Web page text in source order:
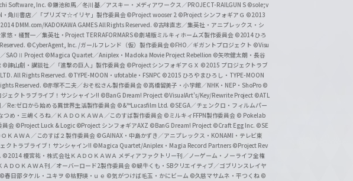
Software, Inc. ©鎌池和馬／冬川基／アスキー・メディアワークス／PROJECT-RAILGUN S ©sole;v
角川書店／「プリズマ☆イリヤ」製作委員会©Project wooser 2 ©Project シンフォギアＧ ©2013
DMM.com/KADOKAWA GAMES All Rights Reserved. ©古味直志／集英社・アニプレックス・シ
悠・橘賢一／集英社・Project TERRAFORMARS©劇場版ミルキィホームズ製作委員会 ©2014 ひろ
©CyberAgent, Inc. /ガールフレンド（仮）製作委員会©FHO／ギガントプロジェクト ©Visu
SAOⅡ Project ©Magica Quartet／Aniplex・Madoka Movie Project Rebellion ©矢吹健太朗・長谷
©諫山創・講談社／「進撃の巨人」製作委員会 ©Project シンフォギアＧＸ ©2015 プロジェクトラブ
All Rights Reserved. ©TYPE-MOON・ufotable・FSNPC ©2015 ひろやまひろし・TYPE-MOON
Reserved. ©赤塚不二夫／おそ松さん製作委員会 ©高橋留美子・小学館／NHK・NEP・ShoPro ©
ェクトラブライブ！サンシャイン!! ©BanG Dream! Project ©VisualArt's/Key/Rewrite Project ©ATL
Re:ゼロから始める異世界生活製作委員会 ©&™Lucasfilm Ltd. ©SEGA／チェンクロ・フィルムパー
め・三嶋くろね／ＫＡＤＯＫＡＷＡ／このすば製作委員会 ©ミルキィFFPN製作委員会 © Pokelab
員会 ©Project Luck & Logic ©Project シンフォギアAXZ ©BanG Dream! Project ©Craft Egg Inc. ©SE
ＫＡＷＡ／このすば２製作委員会 ©GAINAX・中島かずき／アニプレックス・KONAMI・テレビ東
クトラブライブ！サンシャイン!! ©Magica Quartet/Aniplex・Magia Record Partners ©Project Rev
©2014 榎宮祐・株式会社ＫＡＤＯＫＡＷＡ メディアファクトリー刊／ノーゲーム・ノーライフ全権
ＤＯＫＡＷＡ刊／オーバーロード2製作委員会 ©蝸牛くも・SBクリエイティブ／ゴブリンスレイヤ
©春日部タケル・ユキヲ ©枯野瑛・ｕｅ ©気がつけば毛玉・かにビーム ©久慈マサムネ・平つくね ©